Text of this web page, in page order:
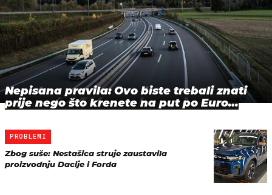
Nepisana pravila: Ovo biste trebali znati
prije nego što krenete na put po Euro…
PROBLEMI
Zbog suše: Nestašica struje zaustavila
proizvodnju Dacije i Forda